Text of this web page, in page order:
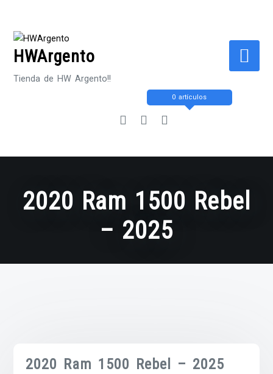
contenido
HWArgento
Tienda de HW Argento!!
0 artículos
2020 Ram 1500 Rebel
– 2025
2020 Ram 1500 Rebel – 2025